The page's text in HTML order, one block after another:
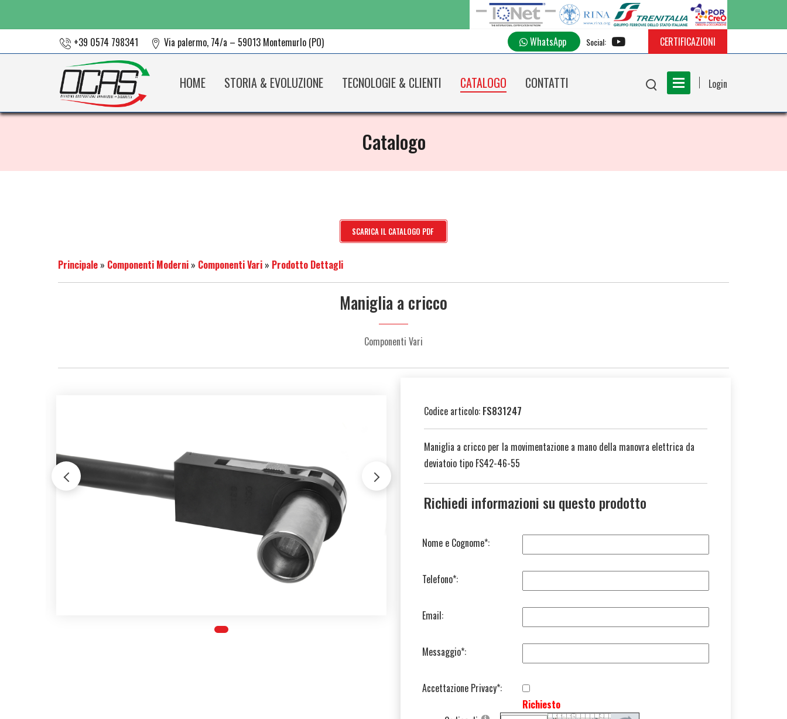
+39 0574 798341 Via palermo, 74/a – 59013 Montemurlo (PO) WhatsApp Social: CERTIFICAZIONI
HOME STORIA & EVOLUZIONE TECNOLOGIE & CLIENTI CATALOGO CONTATTI Login
Catalogo
SCARICA IL CATALOGO PDF
Principale » Componenti Moderni » Componenti Vari » Prodotto Dettagli
Maniglia a cricco
Componenti Vari
Codice articolo: FS831247
Maniglia a cricco per la movimentazione a mano della manovra elettrica da
deviatoio tipo FS42-46-55
Richiedi informazioni su questo prodotto
Nome e Cognome*:
Telefono*:
Email:
Messaggio*:
Accettazione Privacy*:
Richiesto